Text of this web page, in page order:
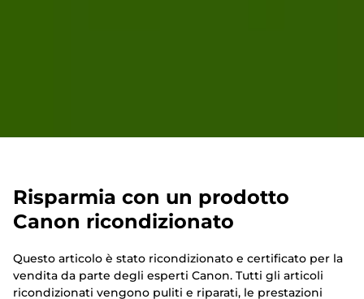
Risparmia con un prodotto
Canon ricondizionato
Questo articolo è stato ricondizionato e certificato per la
vendita da parte degli esperti Canon. Tutti gli articoli
ricondizionati vengono puliti e riparati, le prestazioni